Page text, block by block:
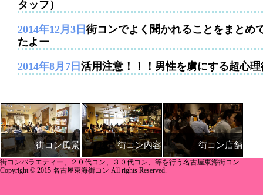
タッフ）
2014年12月3日 街コンでよく聞かれることをまとめ
たよー
2014年8月7日 活用注意！！！男性を虜にする超心理
街コン風景 街コン内容 街コン店舗
街コンバラエティー、２０代コン、３０代コン、等を行う名古屋東海街コン
Copyright © 2015 名古屋東海街コン All rights Reserved.